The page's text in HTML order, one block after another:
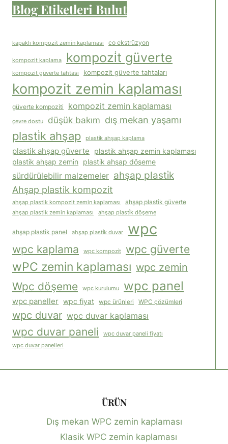
Blog Etiketleri Bulut
kapaklı kompozit zemin kaplaması co ekstrüzyon
kompozit kaplama kompozi̇t güverte
kompozit güverte tahtası kompozit güverte tahtaları
kompozit zemin kaplaması
güverte kompoziti kompozit zemin kaplaması
çevre dostu düşük bakım dış mekan yaşamı
plasti̇k ahşap plasti̇k ahşap kaplama
plastik ahşap güverte plastik ahşap zemin kaplaması
plasti̇k ahşap zemi̇n plasti̇k ahşap döşeme
sürdürülebilir malzemeler ahşap plasti̇k
Ahşap plastik kompozit
ahşap plastik kompozit zemin kaplaması ahşap plasti̇k güverte
ahşap plastik zemin kaplaması ahşap plasti̇k döşeme
ahşap plasti̇k panel ahşap plasti̇k duvar wpc
wpc kaplama wpc kompozi̇t wpc güverte
wPC zemin kaplaması wpc zemin
Wpc döşeme wpc kurulumu wpc panel
wpc paneller wpc fiyat wpc ürünleri WPC çözümleri
wpc duvar wpc duvar kaplaması
wpc duvar paneli wpc duvar paneli fiyatı
wpc duvar panelleri
ÜRÜN
Dış mekan WPC zemin kaplaması
Klasik WPC zemin kaplaması